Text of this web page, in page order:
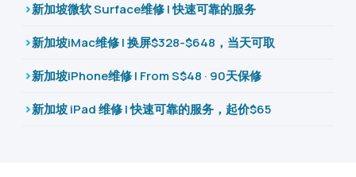
新加坡微软 Surface维修 | 快速可靠的服务
新加坡iMac维修 | 换屏$328-$648，当天可取
新加坡iPhone维修 | From S$48 · 90天保修
新加坡 iPad 维修 | 快速可靠的服务，起价$65